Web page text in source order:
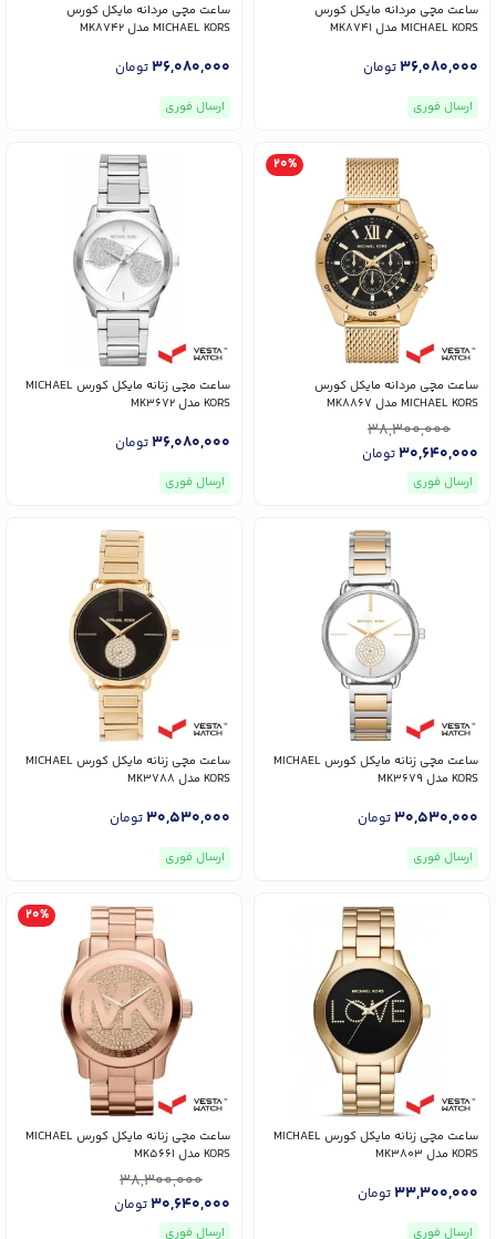
ساعت مچی مردانه مایکل کورس
MICHAEL KORS مدل MK8741
36,080,000تومان
ارسال فوری
ساعت مچی مردانه مایکل کورس
MICHAEL KORS مدل MK8742
36,080,000تومان
ارسال فوری
ساعت مچی مردانه مایکل کورس
MICHAEL KORS مدل MK8867
20%
38,300,000
30,640,000تومان
ارسال فوری
ساعت مچی زنانه مایکل کورس MICHAEL
KORS مدل MK3672
36,080,000تومان
ارسال فوری
ساعت مچی زنانه مایکل کورس MICHAEL
KORS مدل MK3679
30,530,000تومان
ارسال فوری
ساعت مچی زنانه مایکل کورس MICHAEL
KORS مدل MK3788
30,530,000تومان
ارسال فوری
ساعت مچی زنانه مایکل کورس MICHAEL
KORS مدل MK3803
33,300,000تومان
ارسال فوری
ساعت مچی زنانه مایکل کورس MICHAEL
KORS مدل MK5661
20%
38,300,000
30,640,000تومان
ارسال فوری